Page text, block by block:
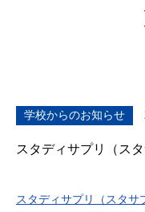
学校からのお知らせ
スタディサプリ（ス
スタディサプリ（スタサ